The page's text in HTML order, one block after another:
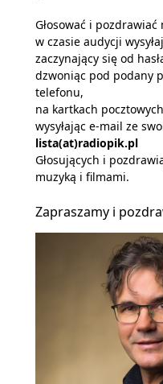
Głosować i pozdrawiać
w czasie audycji
zaczynający się od
dzwoniąc pod podany
telefonu,
na kartkach
wysyłając e-mail ze
lista(at)radiopik.pl
Głosujących i
muzyką i filmami.
Zapraszamy i